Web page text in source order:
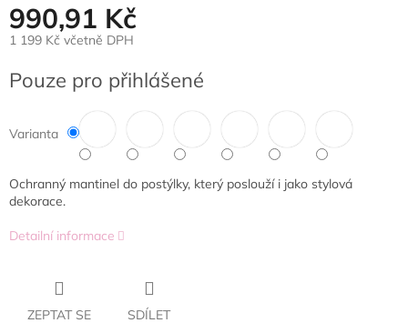
990,91 Kč
1 199 Kč včetně DPH
cena:
Pouze pro přihlášené
Varianta
Ochranný mantinel do postýlky, který poslouží i jako stylová
dekorace.
Detailní informace
ZEPTAT SE SDÍLET